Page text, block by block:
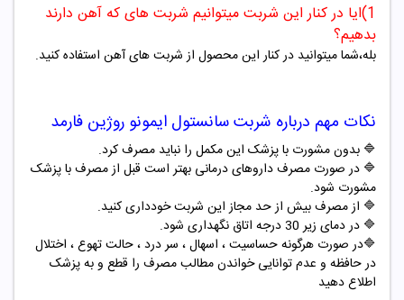
1)ایا در کنار این شربت میتوانیم شربت های که آهن دارند
بدهیم؟
بله،شما میتوانید در کنار این محصول از شربت های آهن استفاده کنید.
نکات مهم درباره شربت سانستول ایمونو روژین فارمد
🔷 بدون مشورت با پزشک این مکمل را نباید مصرف کرد.
🔷 در صورت مصرف داروهای درمانی بهتر است قبل از مصرف با پزشک
مشورت شود.
🔷 از مصرف بیش از حد مجاز این شربت خودداری کنید.
🔷 در دمای زیر 30 درجه اتاق نگهداری شود
.
🔷در صورت هرگونه حساسیت ، اسهال ، سر درد ، حالت تهوع ، اختلال
در حافظه و عدم توانایی خواندن مطالب مصرف را قطع و به پزشک
اطلاع دهید